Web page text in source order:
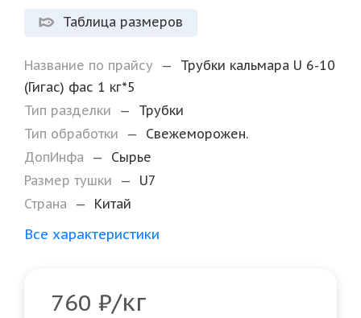
Таблица размеров
Название по прайсу —
Трубки кальмара U 6-10
(Гигас) фас 1 кг*5
Тип разделки
—
Трубки
Тип обработки
—
Свежеморожен.
ДопИнфа
—
Сырье
Размер тушки
—
U7
Страна
— Китай
Все характеристики
760 ₽/кг